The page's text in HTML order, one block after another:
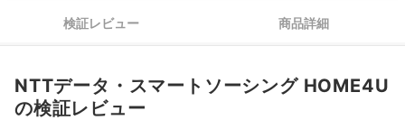
検証レビュー 商品詳細
NTTデータ・スマートソーシング HOME4U
の検証レビュー